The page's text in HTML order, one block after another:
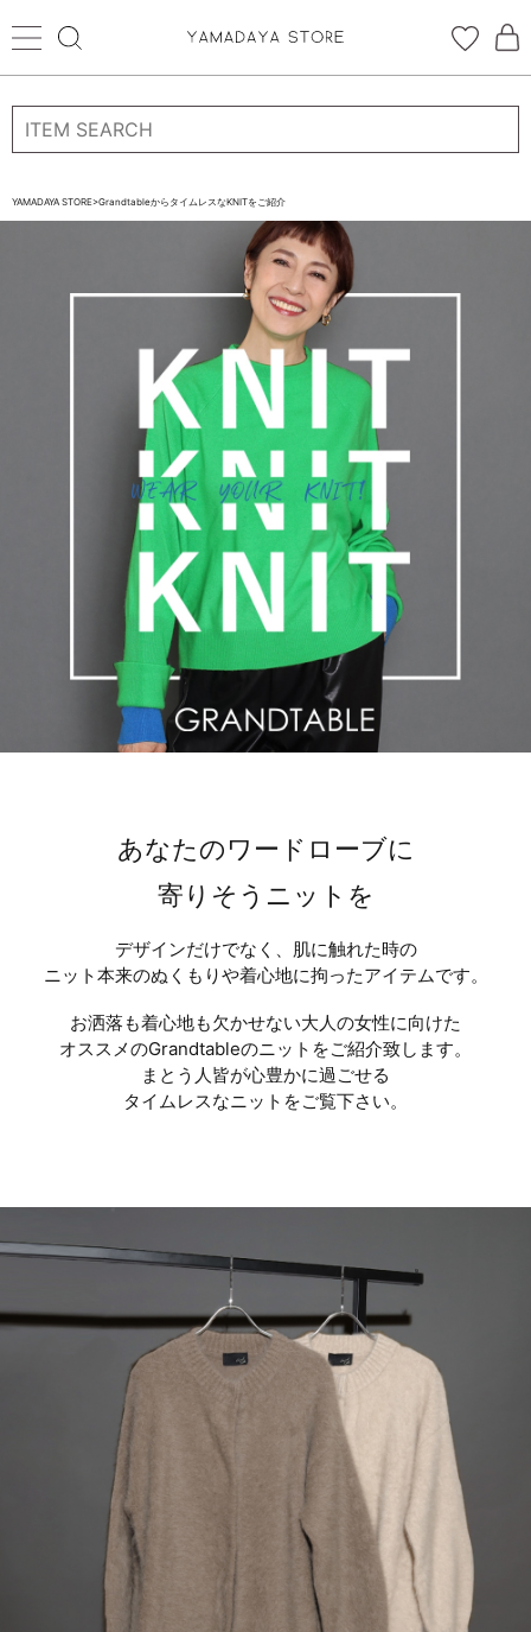
ログイン 新規会員登録
CATEGORYから探す
STORE BRAND・LABELから探す
スタイリング
ブランド一覧
サイズガイド
ご利用ガイド/ヘルプ
YAMADAYA STORE>GrandtableからタイムレスなKNITをご紹介
あなたのワードローブに
寄りそうニットを
デザインだけでなく、肌に触れた時の
ニット本来のぬくもりや着心地に拘ったアイテムです。
お洒落も着心地も欠かせない大人の女性に向けた
オススメのGrandtableのニットをご紹介致します。
まとう人皆が心豊かに過ごせる
タイムレスなニットをご覧下さい。